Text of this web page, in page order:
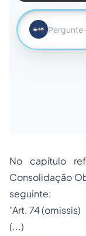
No capítulo
Consolidação
seguinte:
"Art. 74 (omissis)
(...)